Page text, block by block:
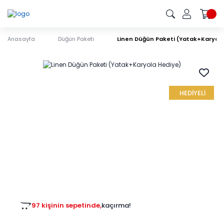
Anasayfa Düğün Paketi Linen Düğün Paketi
HEDİYELİ
62 kişinin favorisinde,kaçırma!